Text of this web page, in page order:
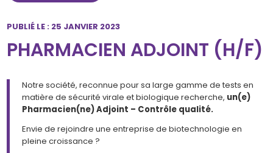
PUBLIÉ LE : 25 JANVIER 2023
PHARMACIEN ADJOINT (H/F)
Notre société, reconnue pour sa large gamme de tests en
matière de sécurité virale et biologique recherche, un(e)
Pharmacien(ne) Adjoint – Contrôle qualité.
Envie de rejoindre une entreprise de biotechnologie en
pleine croissance ?